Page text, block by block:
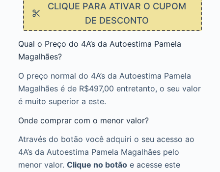
CLIQUE PARA ATIVAR O CUPOM
DE DESCONTO
Qual o Preço do 4A’s da Autoestima Pamela
Magalhães?
O preço normal do 4A’s da Autoestima Pamela
Magalhães é de R$497,00 entretanto, o seu valor
é muito superior a este.
Onde comprar com o menor valor?
Através do botão você adquiri o seu acesso ao
4A’s da Autoestima Pamela Magalhães pelo
menor valor. Clique no botãoe acesse este